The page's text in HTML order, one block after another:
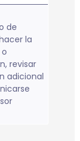
de
la
revisar
adicional